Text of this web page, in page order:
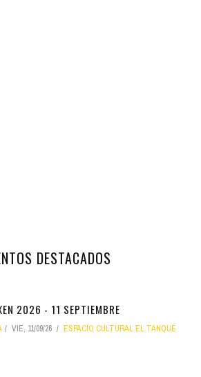
DESTACADOS
2026 - 11 SEPTIEMBRE
VIE, 11/09/26 ESPACIO CULTURAL EL TANQUE